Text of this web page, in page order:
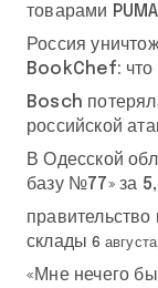
товарами
Россия
BookChef: что
Bosch
российской
В Одесской
базу №77» за
склады 6
«Мне нечего